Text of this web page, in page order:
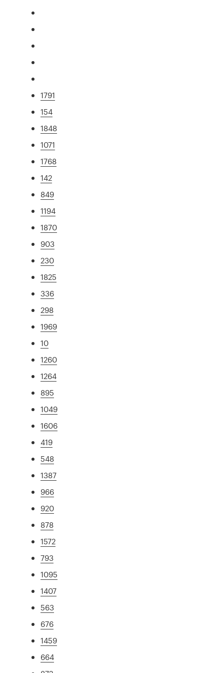
1791
154
1848
1071
1768
142
849
1194
1870
903
230
1825
336
298
1969
10
1260
1264
895
1049
1606
419
548
1387
966
920
878
1572
793
1095
1407
563
676
1459
664